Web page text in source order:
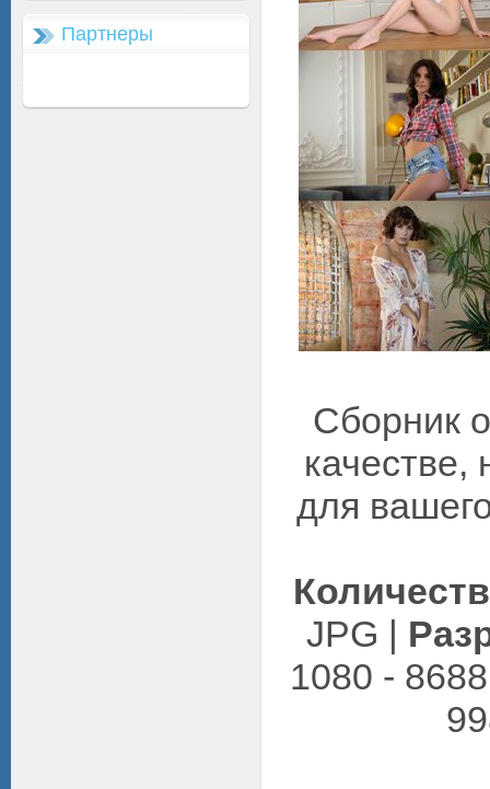
Партнеры
Сборник
качестве,
для
JPG |
1080 -